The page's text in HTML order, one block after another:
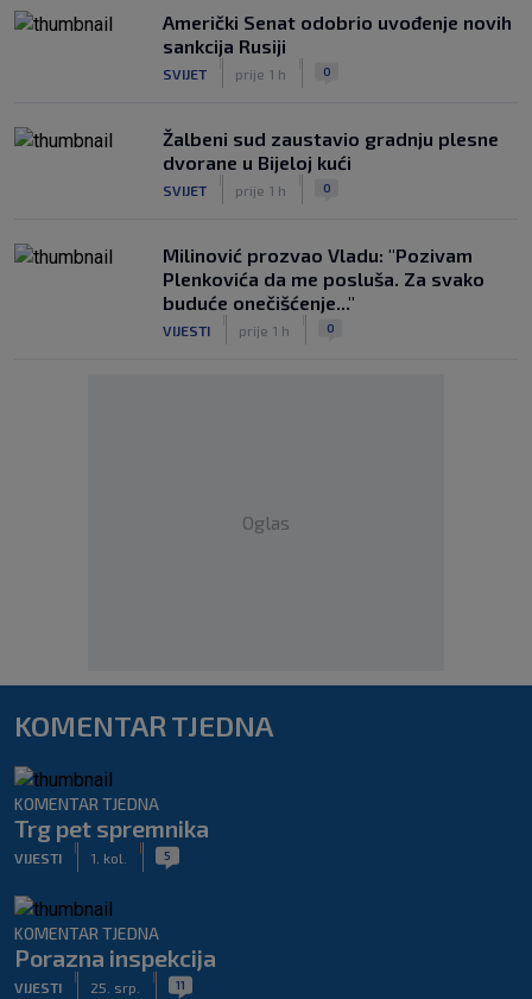
Američki Senat odobrio uvođenje novih
sankcija Rusiji
SVIJET prije 1 h 0
Žalbeni sud zaustavio gradnju plesne
dvorane u Bijeloj kući
SVIJET prije 1 h 0
Milinović prozvao Vladu: "Pozivam
Plenkovića da me posluša. Za svako
buduće onečišćenje..."
VIJESTI prije 1 h 0
Oglas
KOMENTAR TJEDNA
KOMENTAR TJEDNA
Trg pet spremnika
VIJESTI 1. kol. 5
KOMENTAR TJEDNA
Porazna inspekcija
VIJESTI 25. srp. 11